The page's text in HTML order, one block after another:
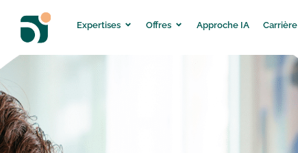
Expertises Offres Approche IA Carrière